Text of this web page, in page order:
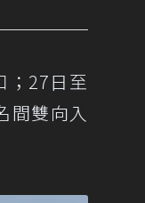
；27日至
間雙向入